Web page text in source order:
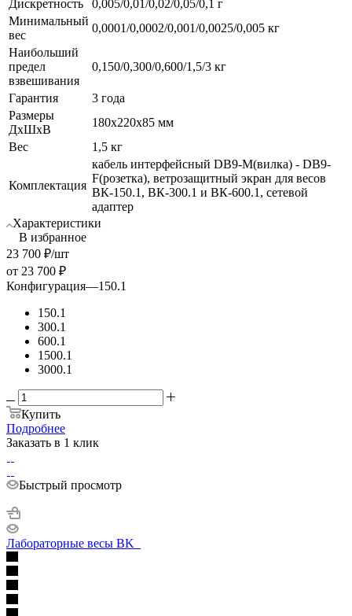
Дискретность
0,005/0,01/0,02/0,05/0,1 г
Минимальный
вес
0,0001/0,0002/0,001/0,0025/0,005 кг
Наибольший
предел
взвешивания
0,150/0,300/0,600/1,5/3 кг
Гарантия
3 года
Размеры
ДхШхВ
180х220х85 мм
Вес
1,5 кг
Комплектация
кабель интерфейсный DB9-M(вилка) - DB9-
F(розетка), ветрозащитный экран для весов
ВК-150.1, ВК-300.1 и ВК-600.1, сетевой
адаптер
Характеристики
В избранное
23 700 ₽/шт
от 23 700 ₽
Конфигурация—150.1
150.1
300.1
600.1
1500.1
3000.1
Купить
Подробнее
Заказать в 1 клик
Быстрый просмотр
Лабораторные весы BK_